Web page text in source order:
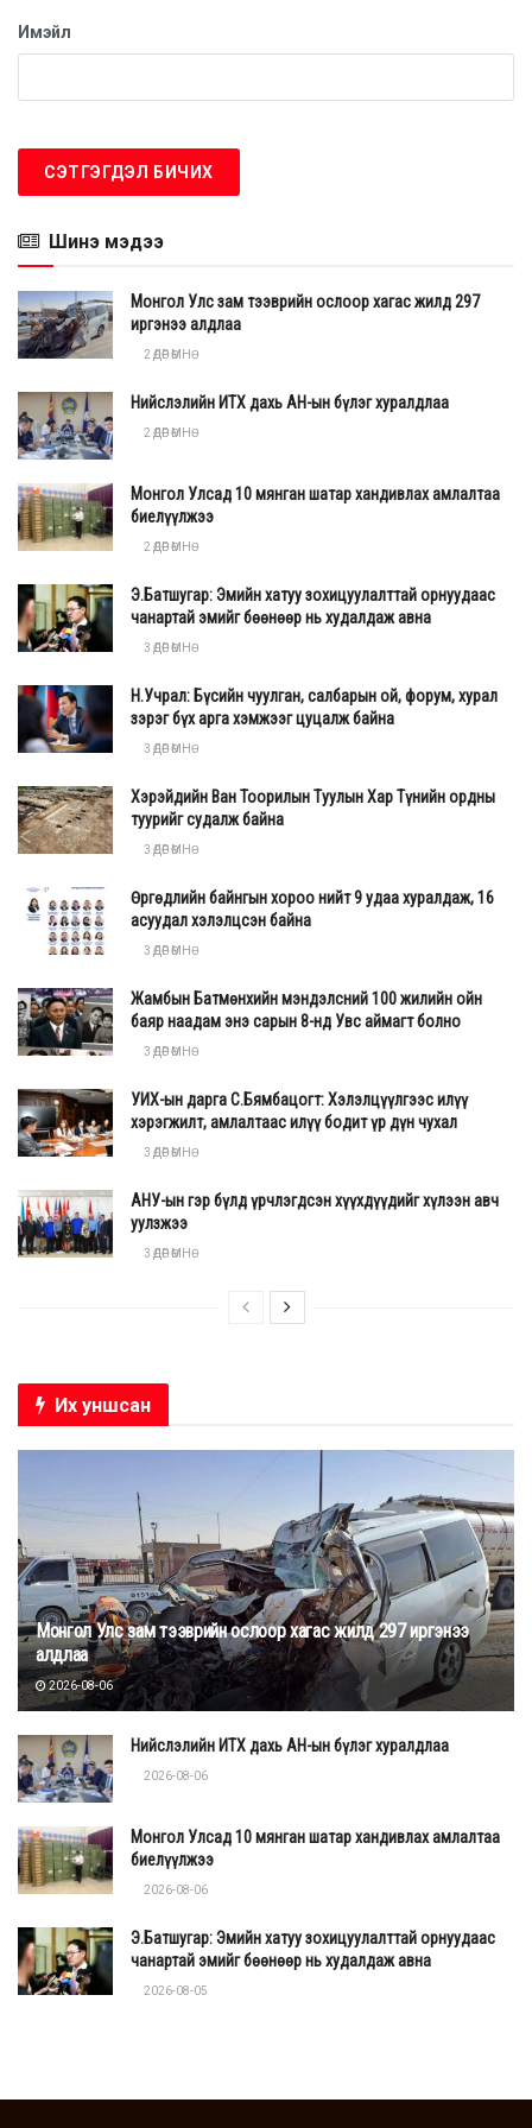
Мөн тэрбээр өндөр чанарын гангийн үйлдвэрлэл нь
борлуулалтын эрсдэл багатай бөгөөд автомашин
Монгол Улс гангийн үйлдвэртэй болох олон жилийн
зорилго бодит хэрэгжилтийн шатанд орж, олон улсын
нээлттэй тендер зарлах бэлтгэл ажил хангагдсаныг
хэлсэн үгэндээ онцоллоо.
Имэйл
Шинэ мэдээ
Монгол Улс зам тээврийн ослоор хагас жилд 297
иргэнээ алдлаа
2 ӨДӨР ӨМНӨ
Нийслэлийн ИТХ дахь АН-ын бүлэг хуралдлаа
2 ӨДӨР ӨМНӨ
Монгол Улсад 10 мянган шатар хандивлах амлалтаа
биелүүлжээ
2 ӨДӨР ӨМНӨ
Э.Батшугар: Эмийн хатуу зохицуулалттай орнуудаас
чанартай эмийг бөөнөөр нь худалдаж авна
3 ӨДӨР ӨМНӨ
Н.Учрал: Бүсийн чуулган, салбарын ой, форум, хурал
зэрэг бүх арга хэмжээг цуцалж байна
3 ӨДӨР ӨМНӨ
Хэрэйдийн Ван Тоорилын Туулын Хар Түнийн ордны
туурийг судалж байна
3 ӨДӨР ӨМНӨ
Өргөдлийн байнгын хороо нийт 9 удаа хуралдаж, 16
асуудал хэлэлцсэн байна
3 ӨДӨР ӨМНӨ
Жамбын Батмөнхийн мэндэлсний 100 жилийн ойн
баяр наадам энэ сарын 8-нд Увс аймагт болно
3 ӨДӨР ӨМНӨ
УИХ-ын дарга С.Бямбацогт: Хэлэлцүүлгээс илүү
хэрэгжилт, амлалтаас илүү бодит үр дүн чухал
3 ӨДӨР ӨМНӨ
АНУ-ын гэр бүлд үрчлэгдсэн хүүхдүүдийг хүлээн авч
уулзжээ
3 ӨДӨР ӨМНӨ
Их уншсан
Монгол Улс зам тээврийн ослоор хагас жилд 297 иргэнээ
алдлаа
2026-08-06
Нийслэлийн ИТХ дахь АН-ын бүлэг хуралдлаа
2026-08-06
Монгол Улсад 10 мянган шатар хандивлах амлалтаа
биелүүлжээ
2026-08-06
Э.Батшугар: Эмийн хатуу зохицуулалттай орнуудаас
чанартай эмийг бөөнөөр нь худалдаж авна
2026-08-05